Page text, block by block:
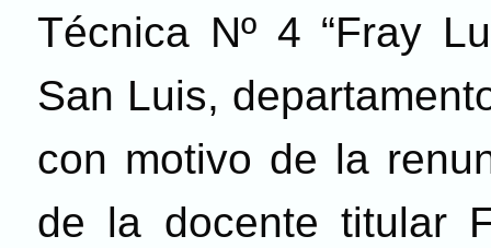
Técnica Nº4 “Fray
San Luis,
con motivo de la
de la docente titular